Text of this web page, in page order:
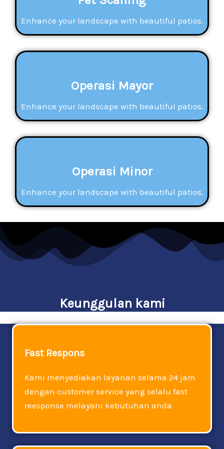
Enhance your landscape with beautiful patios.
Operasi Mayor
Enhance your landscape with beautiful patios.
Operasi Minor
Enhance your landscape with beautiful patios.
Keunggulan kami
Fast Respons
Kami menyediakan layanan selama 24 jam
dengan customer service yang selalu fast
reesponse melayani kebutuhan anda